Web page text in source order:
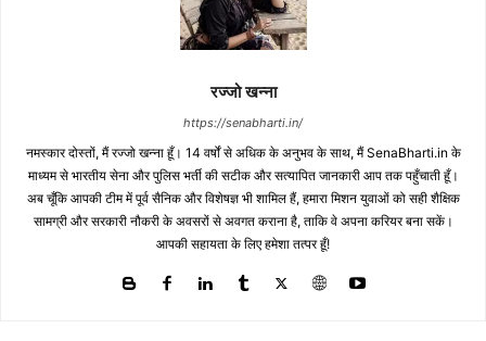
रज्जो खन्ना
https://senabharti.in/
नमस्कार दोस्तों, मैं रज्जो खन्ना हूँ। 14 वर्षों से अधिक के अनुभव के साथ, मैं SenaBharti.in के
माध्यम से भारतीय सेना और पुलिस भर्ती की सटीक और सत्यापित जानकारी आप तक पहुँचाती हूँ।
अब चूँकि आपकी टीम में पूर्व सैनिक और विशेषज्ञ भी शामिल हैं, हमारा मिशन युवाओं को सही शैक्षिक
सामग्री और सरकारी नौकरी के अवसरों से अवगत कराना है, ताकि वे अपना करियर बना सकें।
आपकी सहायता के लिए हमेशा तत्पर हूँ!